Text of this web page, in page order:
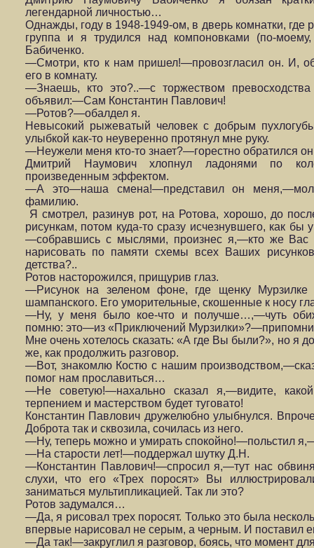
легендарной личностью…
Однажды, году в 1948-1949-ом, в дверь комнатки, где
группа и я трудился над компоновками (по-
Бабиченко.
—Смотри, кто к нам пришел!—провозгласил он. И,
его в комнату.
—Знаешь, кто это?..—с торжеством
объявил:—Сам Константин Павлович!
—Ротов?—обалдел я.
Невысокий рыжеватый человек с добрым
улыбкой как-то неуверенно протянул мне руку.
—Неужели меня кто-то знает?—горестно обратился
Дмитрий Наумович хлопнул ладонями по
произведенным эффектом.
—А это—наша смена!—представил он
фамилию.
Я смотрел, разинув рот, на Ротова, хорошо, до
рисункам, потом куда-то сразу исчезнувшего, как
—собравшись с мыслями, произнес я,—кто же Вас
нарисовать по памяти схемы всех Ваших
детства?..
Ротов насторожился, прищурив глаз.
—Рисунок на зеленом фоне, где щенку
шампанского. Его уморительные, скошенные к носу
—Ну, у меня было кое-что и получше…,—чуть
помню: это—из «Приключений
Мне очень хотелось сказать: «А где Вы были?», но я
же, как продолжить разговор.
—Вот, знакомлю Костю с нашим
помог нам прославиться…
—Не советую!—нахально сказал я,—видите,
терпением и мастерством будет туговато!
Константин Павлович дружелюбно улыбнулся.
Доброта так и сквозила, сочилась из него.
—Ну, теперь можно и умирать спокойно!—польстил
—На старости лет!—поддержал шутку Д.Н.
—Константин Павлович!—спросил я,—тут нас
слухи, что его «Трех поросят» Вы
заниматься мультипликацией. Так ли это?
Ротов задумался…
—Да, я рисовал трех поросят. Только это была
впервые нарисовал не серым, а черным. И поставил
—Да так!—закруглил я разговор, боясь, что момент